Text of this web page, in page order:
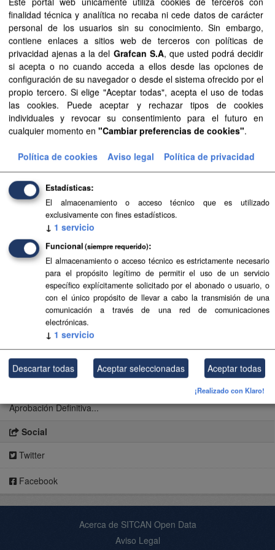
publicado el 18/10/2005 en el BOC 205/05 y el 21/06/2006
en el BOP 090/06
Todavía no existen vistas creadas para este recurso.
Recursos
Aprobación Definitiva...
Aprobación Definitiva...
Aprobación Definitiva...
Social
Twitter
Facebook
Información adicional
Campo
Valor
los datos
Última actualización de
los metadatos
Formato
SIPU
Licencia
Aviso Legal del
Gobierno de Canarias
Mostrar más
Acerca de SITCAN Open Data
Aviso Legal
finalidad técnica y analítica no recaba ni cede datos de carácter
personal de los usuarios sin su conocimiento. Sin embargo,
contiene enlaces a sitios web de terceros con políticas de
privacidad ajenas a la del Grafcan S.A, que usted podrá decidir
si acepta o no cuando acceda a ellos desde las opciones de
configuración de su navegador o desde el sistema ofrecido por el
propio tercero. Si elige "Aceptar todas", acepta el uso de todas
las cookies. Puede aceptar y rechazar tipos de cookies
individuales y revocar su consentimiento para el futuro en
cualquier momento en "Cambiar preferencias de cookies".
Política de cookies Aviso legal Política de privacidad
Estadísticas
El almacenamiento o acceso técnico que es utilizado
exclusivamente con fines estadísticos.
↓ 1 servicio
Funcional (siempre requerido)
El almacenamiento o acceso técnico es estrictamente necesario
para el propósito legítimo de permitir el uso de un servicio
específico explícitamente solicitado por el abonado o usuario, o
con el único propósito de llevar a cabo la transmisión de una
comunicación a través de una red de comunicaciones
electrónicas.
↓ 1 servicio
Descartar todas Aceptar seleccionadas Aceptar todas
¡Realizado con Klaro!